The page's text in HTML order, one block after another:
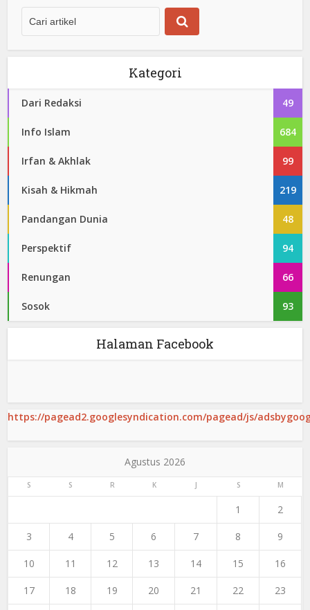
Kategori
Dari Redaksi 49
Info Islam 684
Irfan & Akhlak 99
Kisah & Hikmah 219
Pandangan Dunia 48
Perspektif 94
Renungan 66
Sosok 93
Halaman Facebook
https://pagead2.googlesyndication.com/pagead/js/
Agustus 2026
S S R K J S M
1 2
3 4 5 6 7 8 9
10 11 12 13 14 15 16
17 18 19 20 21 22 23